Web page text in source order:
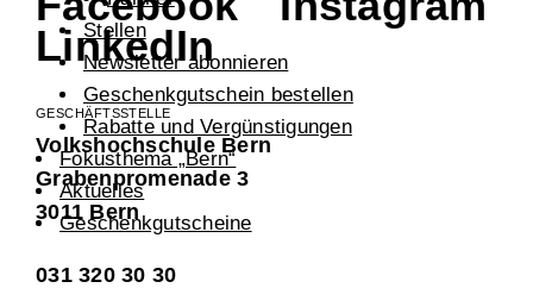
Stellen
Newsletter abonnieren
Geschenkgutschein bestellen
Rabatte und Vergünstigungen
Fokusthema „Bern“
Aktuelles
Geschenkgutscheine
GESCHÄFTSSTELLE
Volkshochschule Bern
Grabenpromenade 3
3011 Bern
031 320 30 30
LinkedIn